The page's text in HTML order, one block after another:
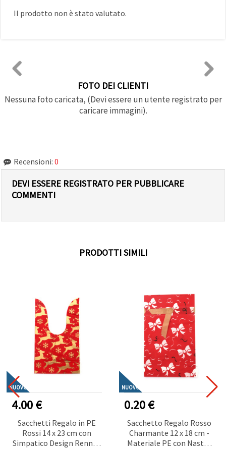
Il prodotto non è stato valutato.
FOTO DEI CLIENTI
Nessuna foto caricata, (Devi essere un utente registrato per
caricare immagini).
Recensioni: 0
DEVI ESSERE REGISTRATO PER PUBBLICARE
COMMENTI
PRODOTTI SIMILI
NUOVO
4.00 €
Sacchetti Regalo in PE
Rossi 14 x 23 cm con
Simpatico Design Renna -
NUOVO
0.20 €
Sacchetto Regalo Rosso
Charmante 12 x 18 cm -
Materiale PE con Nastro